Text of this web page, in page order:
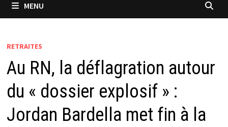
MENU
RETRAITES
Au RN, la déflagration autour
du « dossier explosif » :
Jordan Bardella met fin à la